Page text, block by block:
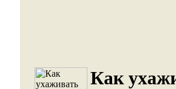
Как